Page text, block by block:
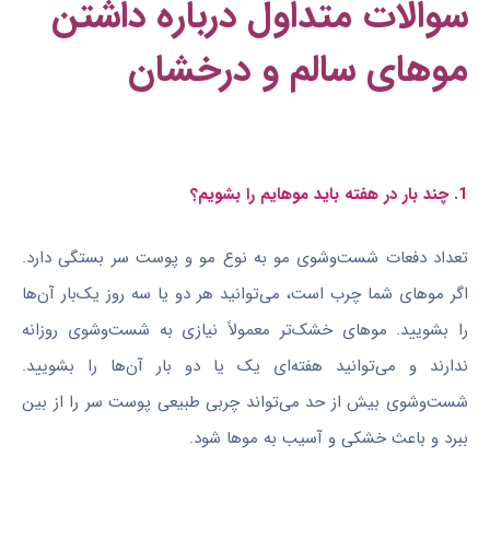
سوالات متداول درباره داشتن
موهای سالم و درخشان
1. چند بار در هفته باید موهایم را بشویم؟
تعداد دفعات شست‌وشوی مو به نوع مو و پوست سر بستگی دارد.
اگر موهای شما چرب است، می‌توانید هر دو یا سه روز یک‌بار آن‌ها
را بشویید. موهای خشک‌تر معمولاً نیازی به شست‌وشوی روزانه
ندارند و می‌توانید هفته‌ای یک یا دو بار آن‌ها را بشویید.
شست‌وشوی بیش از حد می‌تواند چربی طبیعی پوست سر را از بین
ببرد و باعث خشکی و آسیب به موها شود.